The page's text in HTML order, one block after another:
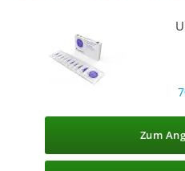
Zum